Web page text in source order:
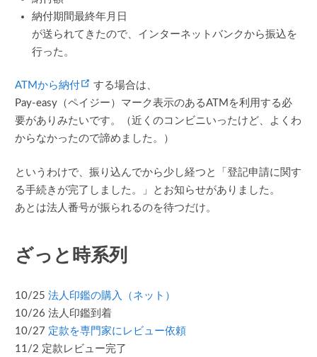
納付期間最終年月日
が送られてきたので、インターネットバンクから振込を
行った。
ATMから納付 (opens new window)
する場合は、
Pay-easy（ペイジー）マーク表示のあるATMを利用する必
要がありみたいです。（近くのコンビニいったけど、よくわ
からなかったので諦めました。）
というわけで、振り込んでから少し経つと「登記申請に関す
る手続きが完了しました。」とお知らせがありました。
あとは法人番号が振られるのを待つだけ。
ざっと時系列
10/25 法人印鑑の購入（ネット）
10/26 法人印鑑到着
10/27 定款を専門家にレビュー依頼
11/2 定款レビュー完了